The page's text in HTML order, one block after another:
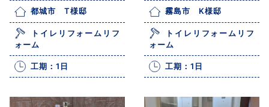
都城市 T様邸
トイレリフォームリフ
ォーム
工期：1日
霧島市 K様邸
トイレリフォームリフ
ォーム
工期：1日